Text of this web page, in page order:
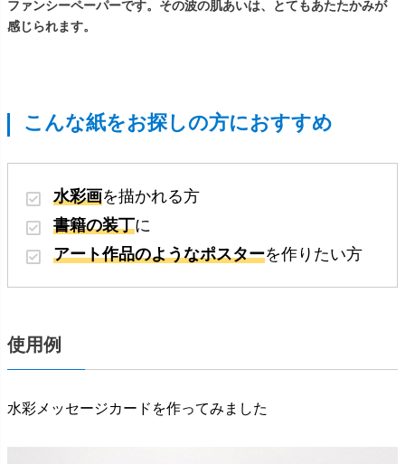
ファンシーペーパーです。その波の肌あいは、とてもあたたかみが
感じられます。
こんな紙をお探しの方におすすめ
水彩画を描かれる方
書籍の装丁に
アート作品のようなポスターを作りたい方
使用例
水彩メッセージカードを作ってみました